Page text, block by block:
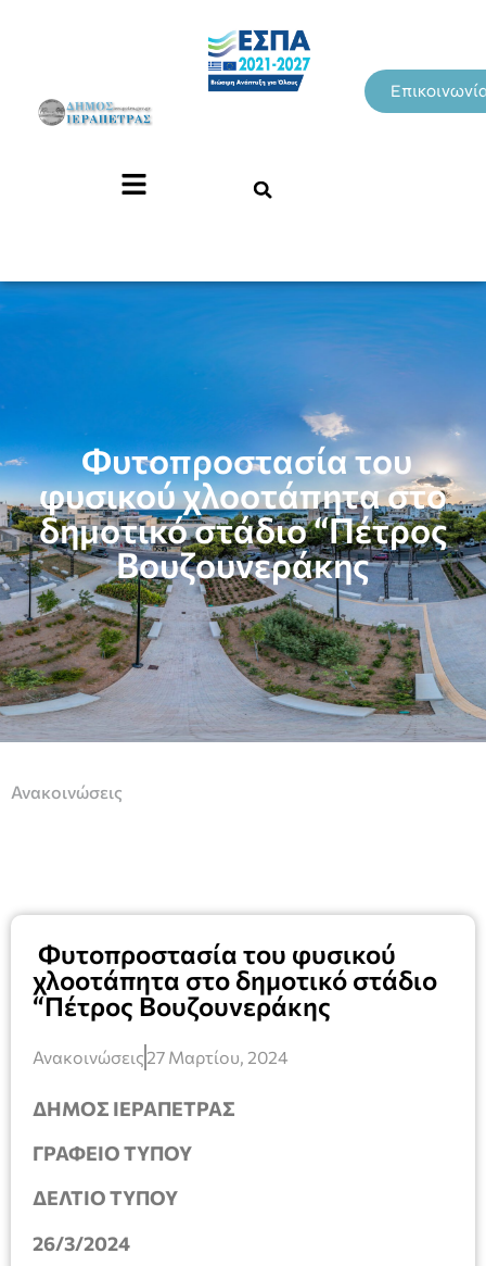
Φυτοπροστασία του
φυσικού χλοοτάπητα στο
δημοτικό στάδιο “Πέτρος
Βουζουνεράκης
Ανακοινώσεις
Φυτοπροστασία του φυσικού
χλοοτάπητα στο δημοτικό στάδιο
“Πέτρος Βουζουνεράκης
Ανακοινώσεις 27 Μαρτίου, 2024
ΔΗΜΟΣ ΙΕΡΑΠΕΤΡΑΣ
ΓΡΑΦΕΙΟ ΤΥΠΟΥ
ΔΕΛΤΙΟ ΤΥΠΟΥ
26/3/2024